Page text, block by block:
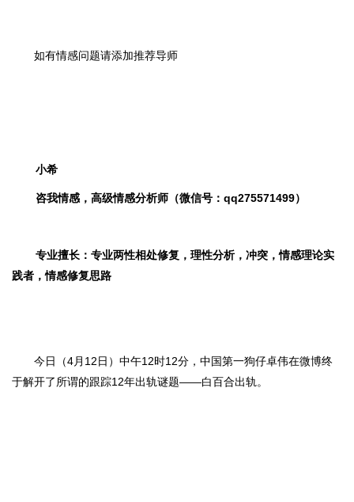
如有情感问题请添加推荐导师
小希
咨我情感，高级情感分析师（微信号：qq275571499）
专业擅长：专业两性相处修复，理性分析，冲突，情感理论实
践者，情感修复思路
今日（4月12日）中午12时12分，中国第一狗仔卓伟在微博终
于解开了所谓的跟踪12年出轨谜题——白百合出轨。